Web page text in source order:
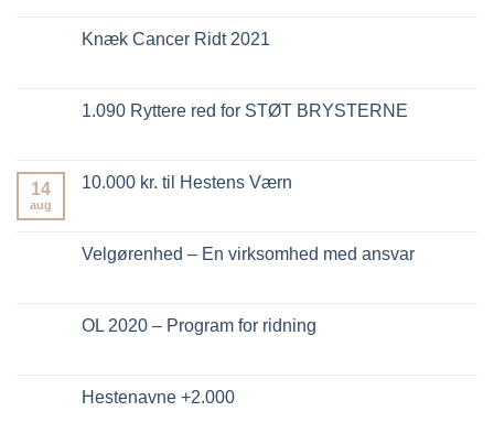
Knæk Cancer Ridt 2021
1.090 Ryttere red for STØT BRYSTERNE
14
aug
10.000 kr. til Hestens Værn
Velgørenhed – En virksomhed med ansvar
OL 2020 – Program for ridning
Hestenavne +2.000